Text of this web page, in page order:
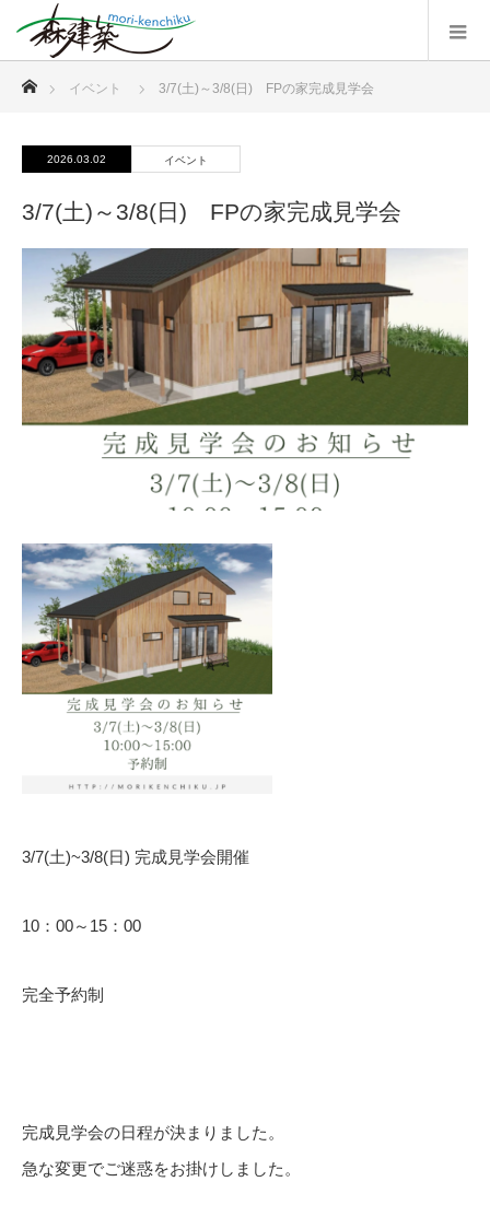
イベント 3/7(土)～3/8(日) FPの家完成見学会
2026.03.02 イベント
3/7(土)～3/8(日) FPの家完成見学会
3/7(土)~3/8(日) 完成見学会開催
10：00～15：00
完全予約制
完成見学会の日程が決まりました。
急な変更でご迷惑をお掛けしました。